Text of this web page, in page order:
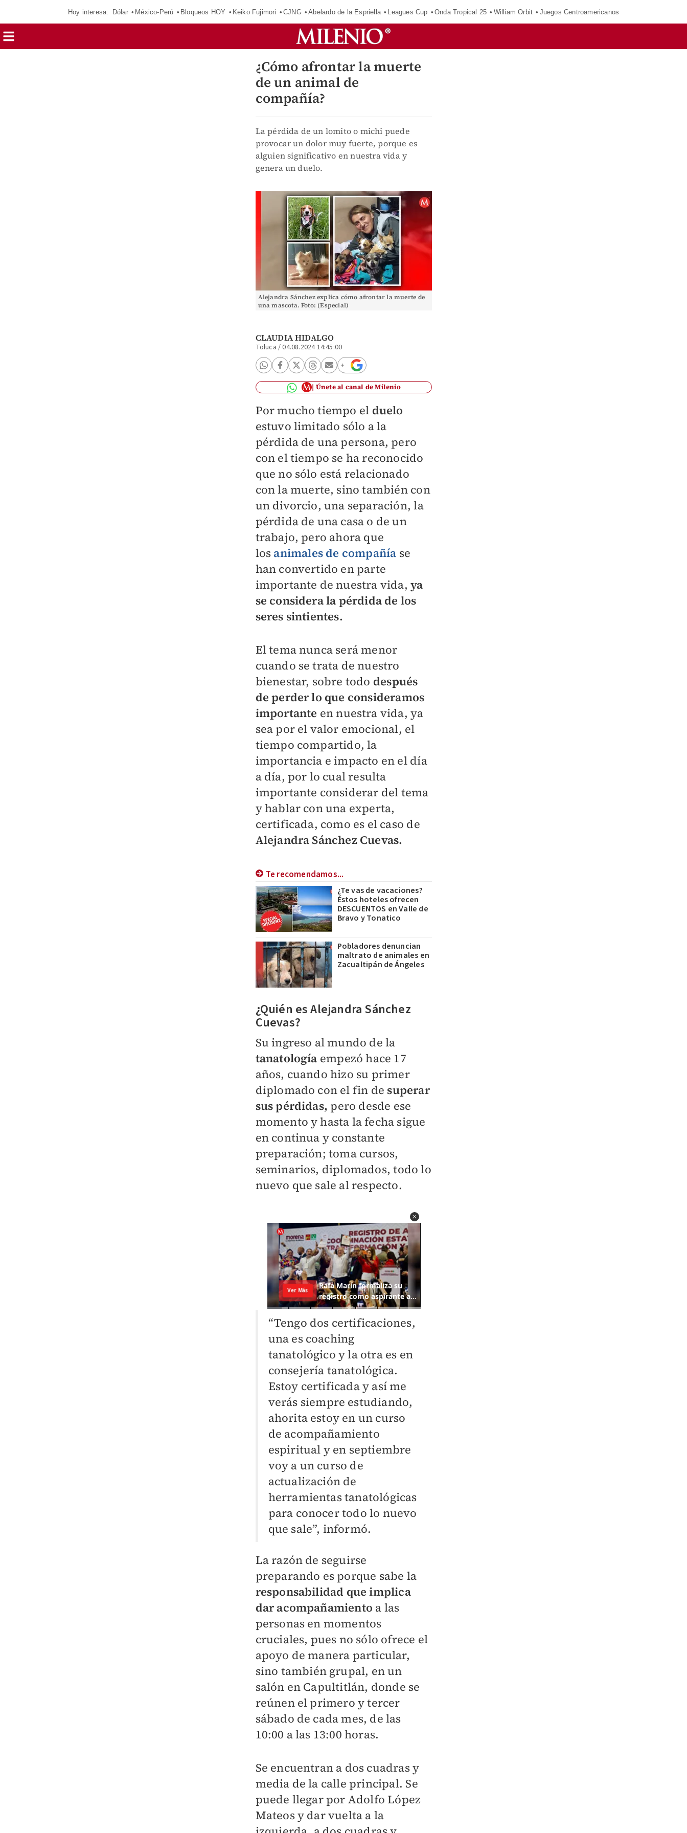
Hoy interesa: Dólar México-Perú Bloqueos HOY Keiko Fujimori CJNG Abelardo de la Espriella Leagues Cup Onda Tropical 25 William Orbit Juegos Centroamericanos
¿Cómo afrontar la muerte
de un animal de
compañía?
La pérdida de un lomito o michi puede
provocar un dolor muy fuerte, porque es
alguien significativo en nuestra vida y
genera un duelo.
Alejandra Sánchez explica cómo afrontar la muerte de
una mascota. Foto: (Especial)
CLAUDIA HIDALGO
Toluca /04.08.2024 14:45:00
Únete al canal de Milenio
Por mucho tiempo el duelo
estuvo limitado sólo a la
pérdida de una persona, pero
con el tiempo se ha reconocido
que no sólo está relacionado
con la muerte, sino también con
un divorcio, una separación, la
pérdida de una casa o de un
trabajo, pero ahora que
los animales de compañía se
han convertido en parte
importante de nuestra vida,ya
se considera la pérdida de los
seres sintientes.
El tema nunca será menor
cuando se trata de nuestro
bienestar, sobre todo después
de perder lo que consideramos
importante en nuestra vida, ya
sea por el valor emocional, el
tiempo compartido, la
importancia e impacto en el día
a día, por lo cual resulta
importante considerar del tema
y hablar con una experta,
certificada, como es el caso de
Alejandra Sánchez Cuevas.
Te recomendamos...
¿Te vas de vacaciones?
Éstos hoteles ofrecen
DESCUENTOS en Valle de
Bravo y Tonatico
Pobladores denuncian
maltrato de animales en
Zacualtipán de Ángeles
¿Quién es Alejandra Sánchez
Cuevas?
Su ingreso al mundo de la
tanatología empezó hace 17
años, cuando hizo su primer
diplomado con el fin de superar
sus pérdidas, pero desde ese
momento y hasta la fecha sigue
en continua y constante
preparación; toma cursos,
seminarios, diplomados, todo lo
nuevo que sale al respecto.
“Tengo dos certificaciones,
una es coaching
tanatológico y la otra es en
consejería tanatológica.
Estoy certificada y así me
verás siempre estudiando,
ahorita estoy en un curso
de acompañamiento
espiritual y en septiembre
voy a un curso de
actualización de
herramientas tanatológicas
para conocer todo lo nuevo
que sale”, informó.
La razón de seguirse
preparando es porque sabe la
responsabilidad que implica
dar acompañamiento a las
personas en momentos
cruciales, pues no sólo ofrece el
apoyo de manera particular,
sino también grupal, en un
salón en Capultitlán, donde se
reúnen el primero y tercer
sábado de cada mes, de las
10:00 a las 13:00 horas.
Se encuentran a dos cuadras y
media de la calle principal. Se
puede llegar por Adolfo López
Mateos y dar vuelta a la